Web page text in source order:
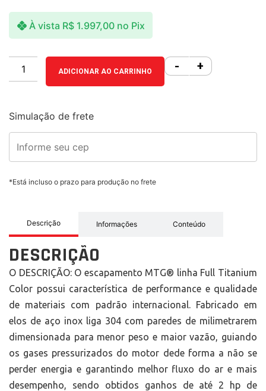
À vista R$1.997,00 no Pix
- +
ADICIONAR AO CARRINHO
Simulação de frete
*Está incluso o prazo para produção no frete
Descrição Informações Conteúdo
DESCRIÇÃO
O DESCRIÇÃO: O escapamento MTG® linha Full Titanium
Color possui característica de performance e qualidade
de materiais com padrão internacional. Fabricado em
elos de aço inox liga 304 com paredes de milimetrarem
dimensionada para menor peso e maior vazão, guiando
os gases pressurizados do motor dede forma a não se
perder energia e garantindo melhor fluxo do ar e mais
desempenho, sendo obtidos ganhos de até 2 hp de